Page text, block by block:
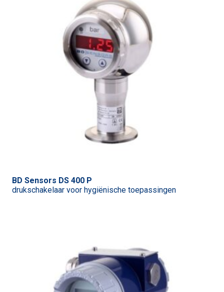
BD Sensors DS 400 P
drukschakelaar voor hygiënische toepassingen